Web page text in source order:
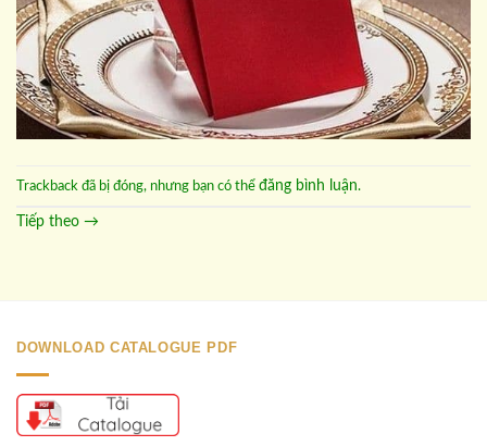
Trackback đã bị đóng, nhưng bạn có thể đăng bình luận.
Tiếp theo →
DOWNLOAD CATALOGUE PDF